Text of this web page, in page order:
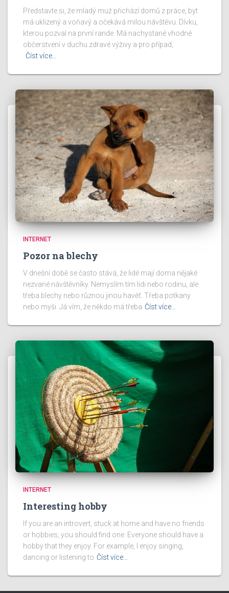
Představte si, že mladý muž přichází domů z práce, byt
má uklizený a voňavý a očekává milou návštěvu. Dívku,
kterou pozval na první rande. Má nachystané vhodné
občerstvení v duchu zdravé výživy a pro případ,
Číst více…
INTERNET
Pozor na blechy
V dnešní době se často stává, že lidé mají doma nějaké
nezvané návštěvníky. Nemyslím tím lidi nebo rodinu, ale
třeba blechy nebo různou jinou havěť. Třeba potkany
nebo myši. Já vím, že někdo má třeba Číst více…
INTERNET
Interesting hobby
If you are an introvert, stuck at home and have no friends
or hobbies, you should find one. Everyone should have a
hobby that they enjoy. For example, I enjoy singing,
dancing or listening to Číst více…